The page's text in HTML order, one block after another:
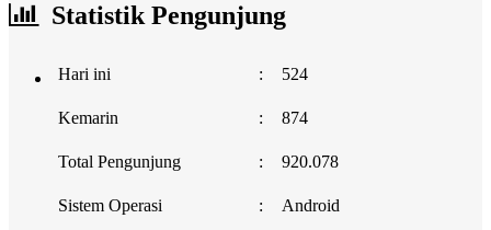
Statistik Pengunjung
Hari ini : 524
Kemarin : 874
Total Pengunjung : 920.078
Sistem Operasi : Android